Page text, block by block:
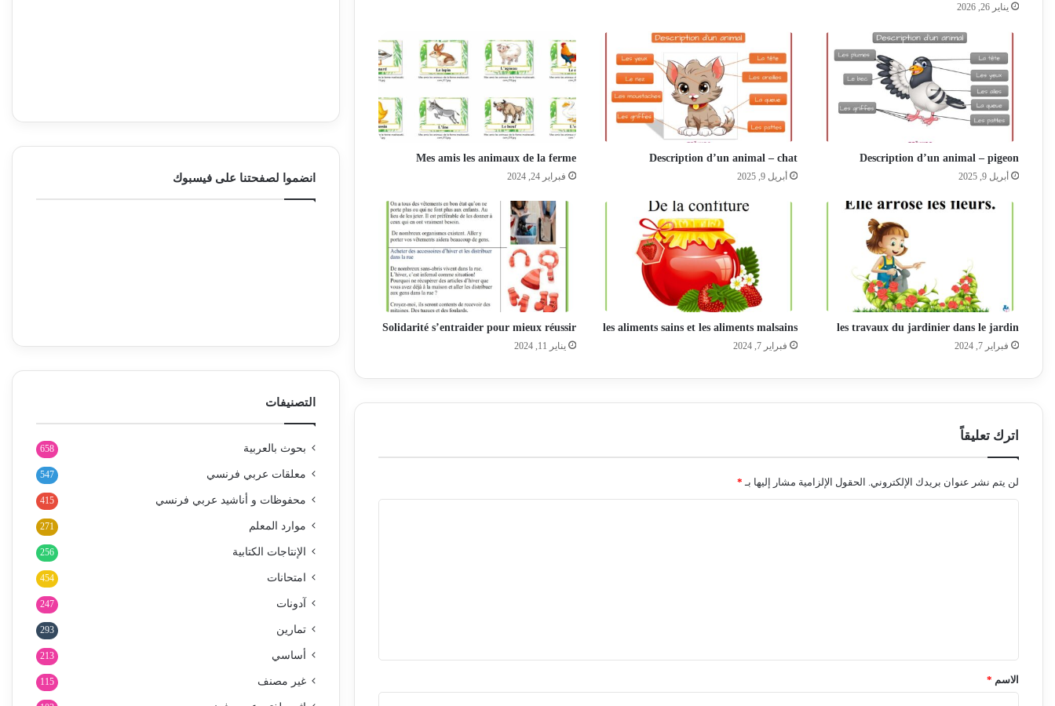
يناير 26, 2026
Description d’un animal – pigeon
أبريل 9, 2025
Description d’un animal – chat
أبريل 9, 2025
Mes amis les animaux de la ferme
فبراير 24, 2024
les travaux du jardinier dans le jardin
فبراير 7, 2024
les aliments sains et les aliments malsains
فبراير 7, 2024
Solidarité s’entraider pour mieux réussir
يناير 11, 2024
اترك تعليقاً
لن يتم نشر عنوان بريدك الإلكتروني. الحقول الإلزامية مشار إليها بـ *
*الاسم *
انضموا لصفحتنا على فيسبوك
التصنيفات
بحوث بالعربية 658
معلقات عربي فرنسي 547
محفوظات و أناشيد عربي فرنسي 415
موارد المعلم 271
الإنتاجات الكتابية 256
امتحانات 454
آدونات 247
تمارين 293
أساسي 213
غير مصنف 115